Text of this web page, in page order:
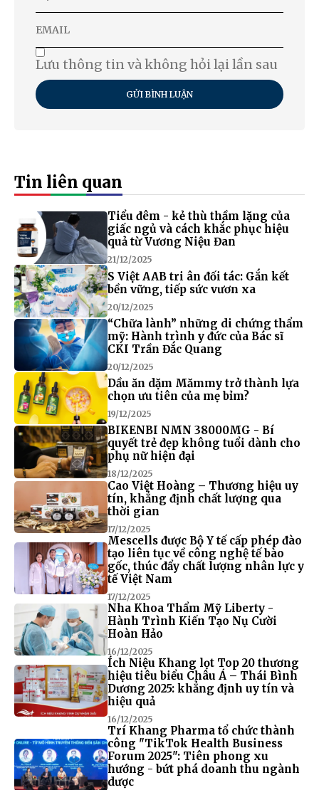
Lưu thông tin và không hỏi lại lần sau
GỬI BÌNH LUẬN
Tin liên quan
Tiểu đêm - kẻ thù thầm lặng của
giấc ngủ và cách khắc phục hiệu
quả từ Vương Niệu Đan
21/12/2025
S Việt AAB tri ân đối tác: Gắn kết
bền vững, tiếp sức vươn xa
20/12/2025
“Chữa lành” những di chứng thẩm
mỹ: Hành trình y đức của Bác sĩ
CKI Trần Đắc Quang
20/12/2025
Dầu ăn dặm Mămmy trở thành lựa
chọn ưu tiên của mẹ bỉm?
19/12/2025
BIKENBI NMN 38000MG - Bí
quyết trẻ đẹp không tuổi dành cho
phụ nữ hiện đại
18/12/2025
Cao Việt Hoàng – Thương hiệu uy
tín, khẳng định chất lượng qua
thời gian
17/12/2025
Mescells được Bộ Y tế cấp phép đào
tạo liên tục về công nghệ tế bào
gốc, thúc đẩy chất lượng nhân lực y
tế Việt Nam
17/12/2025
Nha Khoa Thẩm Mỹ Liberty -
Hành Trình Kiến Tạo Nụ Cười
Hoàn Hảo
16/12/2025
Ích Niệu Khang lọt Top 20 thương
hiệu tiêu biểu Châu Á – Thái Bình
Dương 2025: khẳng định uy tín và
hiệu quả
16/12/2025
Trí Khang Pharma tổ chức thành
công "TikTok Health Business
Forum 2025": Tiên phong xu
hướng - bứt phá doanh thu ngành
dược